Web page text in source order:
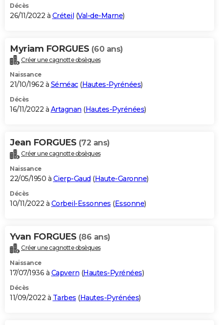
Décès
26/11/2022 à Créteil (Val-de-Marne)
Myriam FORGUES (60 ans)
Créer une cagnotte obsèques
Naissance
21/10/1962 à Séméac(Hautes-Pyrénées)
Décès
16/11/2022 à Artagnan (Hautes-Pyrénées)
Jean FORGUES (72 ans)
Créer une cagnotte obsèques
Naissance
22/05/1950 à Cierp-Gaud (Haute-Garonne)
Décès
10/11/2022 à Corbeil-Essonnes (Essonne)
Yvan FORGUES (86 ans)
Créer une cagnotte obsèques
Naissance
17/07/1936 à Capvern (Hautes-Pyrénées)
Décès
11/09/2022 à Tarbes (Hautes-Pyrénées)